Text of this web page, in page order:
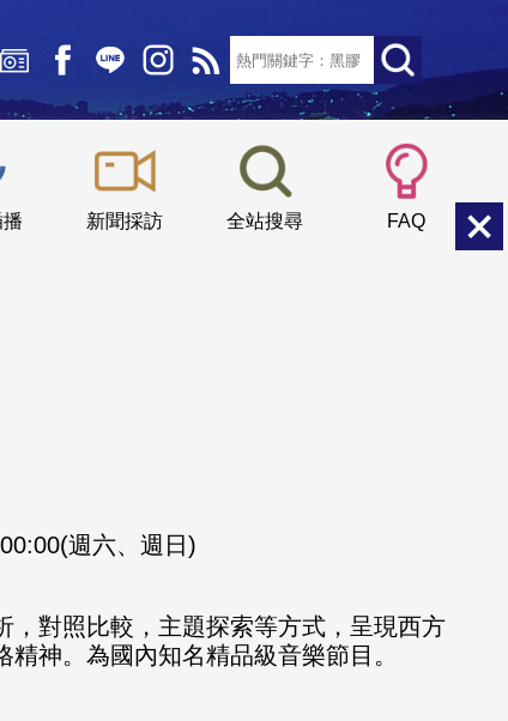
新聞採訪 全站搜尋 FAQ
小 中
週六、週日)
，對照比較，主題探索等方式，呈現西方
神。為國內知名精品級音樂節目。